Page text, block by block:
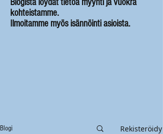
Blogista löydät tietoa myynti ja vuokra
kohteistamme.
Ilmoitamme myös isännöinti asioista.
Blogi Rekisteröidy